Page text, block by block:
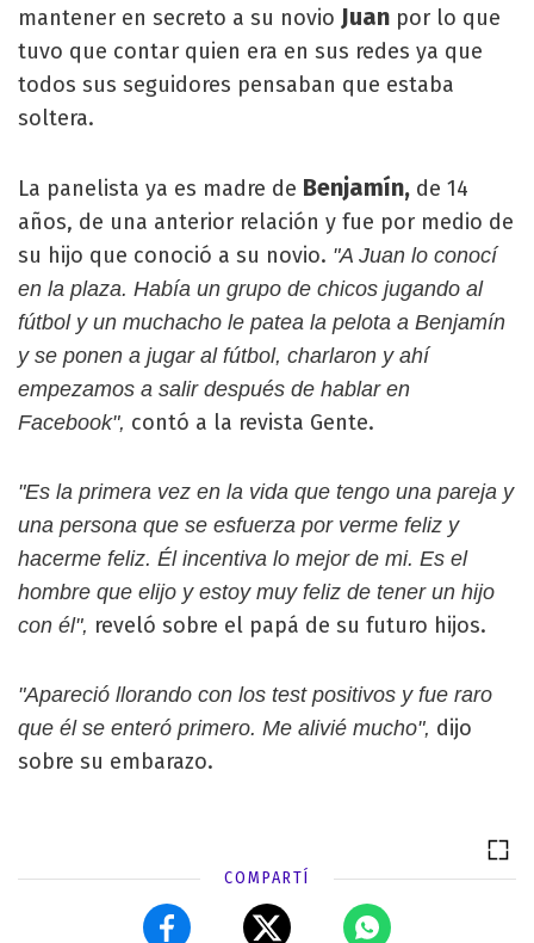
mantener en secreto a su novio Juan por lo que
tuvo que contar quien era en sus redes ya que
todos sus seguidores pensaban que estaba
soltera.
La panelista ya es madre de Benjamín, de 14
años, de una anterior relación y fue por medio de
su hijo que conoció a su novio. "A Juan lo conocí
en la plaza. Había un grupo de chicos jugando al
fútbol y un muchacho le patea la pelota a Benjamín
y se ponen a jugar al fútbol, charlaron y ahí
empezamos a salir después de hablar en
Facebook", contó a la revista Gente.
"Es la primera vez en la vida que tengo una pareja y
una persona que se esfuerza por verme feliz y
hacerme feliz. Él incentiva lo mejor de mi. Es el
hombre que elijo y estoy muy feliz de tener un hijo
con él", reveló sobre el papá de su futuro hijos.
"Apareció llorando con los test positivos y fue raro
que él se enteró primero. Me alivié mucho", dijo
sobre su embarazo.
COMPARTÍ